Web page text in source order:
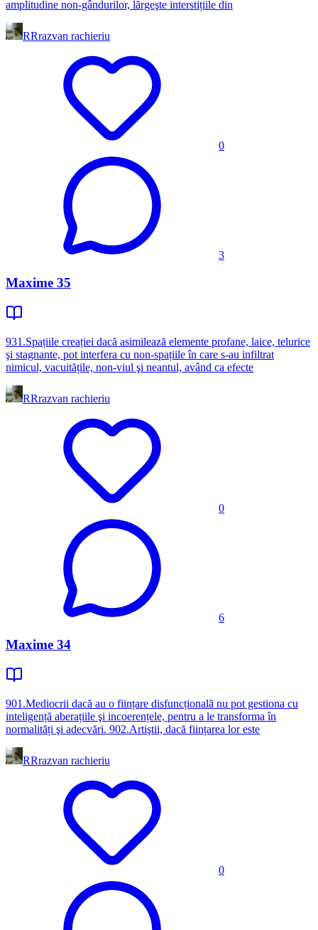
amplitudine non-gândurilor, lărgeşte interstițiile din
RRrazvan rachieriu
0
3
Maxime 35
931.Spațiile creației dacă asimilează elemente profane, laice, telurice
şi stagnante, pot interfera cu non-spațiile în care s-au infiltrat
nimicul, vacuitățile, non-viul şi neantul, având ca efecte
RRrazvan rachieriu
0
6
Maxime 34
901.Mediocrii dacă au o ființare disfuncțională nu pot gestiona cu
inteligență aberațiile şi incoerențele, pentru a le transforma în
normalități şi adecvări. 902.Artiştii, dacă ființarea lor este
RRrazvan rachieriu
0